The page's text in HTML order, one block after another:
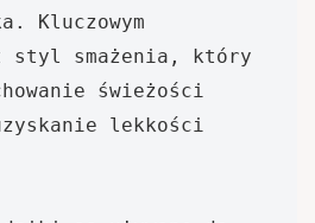
Kluczowym
styl smażenia, który
świeżości
lekkości